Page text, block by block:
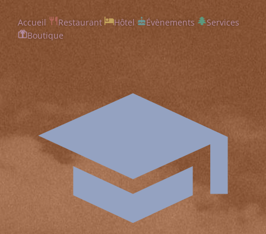
Accueil Restaurant Hôtel Évènements
Services
Boutique